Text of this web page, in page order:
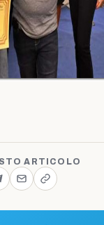
ARTICOLO